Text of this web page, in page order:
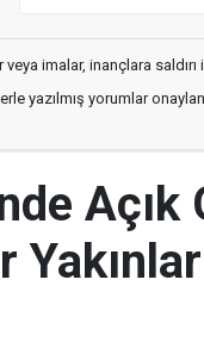
imalar, inançlara saldırı
yazılmış yorumlar
Açık